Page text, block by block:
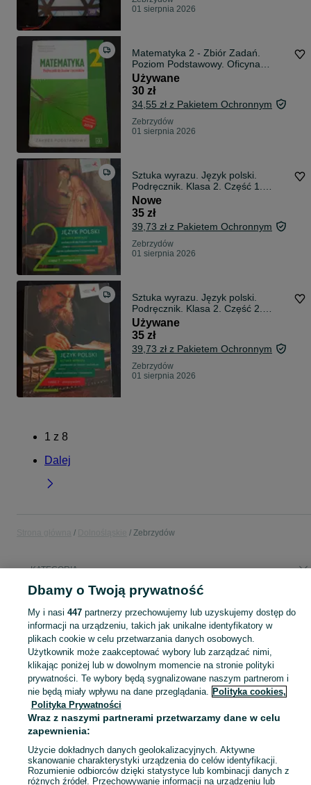
01 sierpnia 2026
Matematyka 2 - Zbiór Zadań.
Poziom Podstawowy. Oficyna
Edukacyjna. Krzysztof Pazdro
Używane
30 zł
34,55 zł z Pakietem Ochronnym
Zebrzydów
01 sierpnia 2026
Sztuka wyrazu. Język polski.
Podręcznik. Klasa 2. Część 1.
Romantyzm. Liceum i technikum
Nowe
35 zł
39,73 zł z Pakietem Ochronnym
Zebrzydów
01 sierpnia 2026
Sztuka wyrazu. Język polski.
Podręcznik. Klasa 2. Część 2.
Pozytywizm. Liceum i technikum
Używane
35 zł
39,73 zł z Pakietem Ochronnym
Zebrzydów
01 sierpnia 2026
1 z 8
Dalej
Zebrzydów
KATEGORIA
Popularne wyszukiwania
zamiana zakiana
Zobacz
Mapa kategorii
Mapa miejscowości
Mapa ministron
Popularne wyszukiwania
Dbamy o Twoją prywatność
My i nasi 447partnerzy przechowujemy lub uzyskujemy dostęp do
informacji na urządzeniu, takich jak unikalne identyfikatory w
plikach cookie w celu przetwarzania danych osobowych.
Użytkownik może zaakceptować wybory lub zarządzać nimi,
klikając poniżej lub w dowolnym momencie na stronie polityki
prywatności. Te wybory będą sygnalizowane naszym partnerom i
nie będą miały wpływu na dane przeglądania. Polityka cookies,
Polityka Prywatności
Wraz z naszymi partnerami przetwarzamy dane w celu
zapewnienia:
Użycie dokładnych danych geolokalizacyjnych. Aktywne
skanowanie charakterystyki urządzenia do celów identyfikacji.
Rozumienie odbiorców dzięki statystyce lub kombinacji danych z
różnych źródeł. Przechowywanie informacji na urządzeniu lub